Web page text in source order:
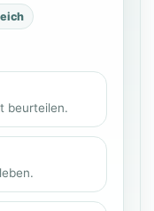
beurteilen.